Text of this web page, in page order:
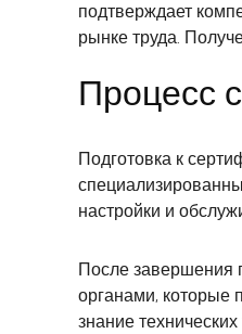
подтверждает
рынке труда.
Процесс
Подготовка к
настройки и
После завершения
органами, которые
знание